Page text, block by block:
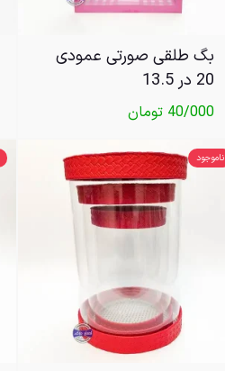
بگ طلقی صورتی عمودی
20 در 13.5
40/000 تومان
ناموجود